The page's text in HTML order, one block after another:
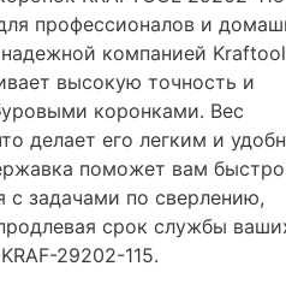
профессионалов и
компанией
высокую точность и
коронками. Вес
делает его легким и
поможет вам
с задачами по сверлению,
срок службы
29202-115.